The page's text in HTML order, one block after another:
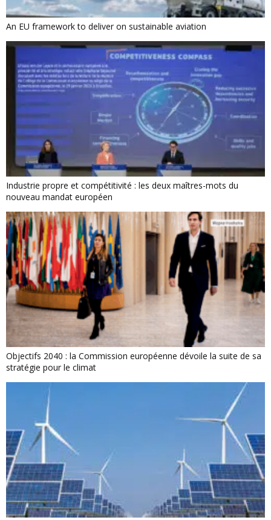
An EU framework to deliver on sustainable aviation
Industrie propre et compétitivité : les deux maîtres-mots du
nouveau mandat européen
Objectifs 2040 : la Commission européenne dévoile la suite de sa
stratégie pour le climat